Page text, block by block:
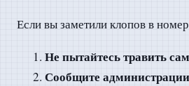
Если вы заметили клопов в
Не пытайтесь травить
Сообщите администрации